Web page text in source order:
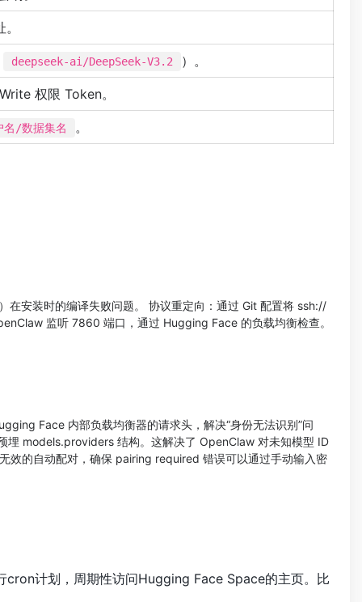
deepseek-ai/DeepSeek-V3.2 ）。
权限 Token。
名/数据集名 。
安装时的编译失败问题。 协议重定向​：通过 Git 配置将 ssh://
监听 7860 端口，通过 Hugging Face 的负载均衡检查。
Face 内部负载均衡器的请求头，解决“身份无法识别”问
models.providers 结构。这解决了 OpenClaw 对未知模型 ID
效的自动配对，确保 pairing required 错误可以通过手动输入密
计划，周期性访问Hugging Face Space的主页。比